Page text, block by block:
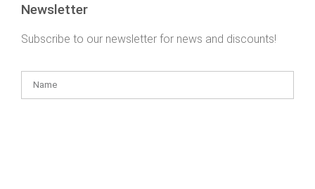
Newsletter
Subscribe to our newsletter for news and discounts!